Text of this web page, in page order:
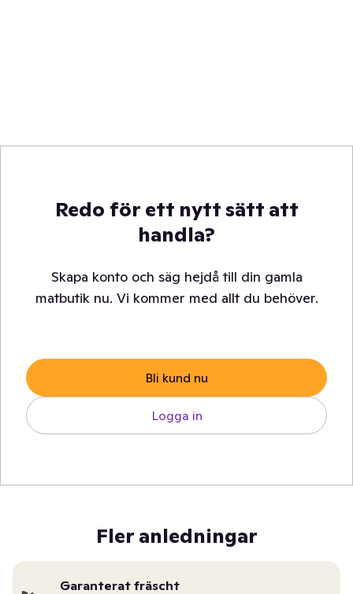
Redo för ett nytt sätt att
handla?
Skapa konto och säg hejdå till din gamla
matbutik nu. Vi kommer med allt du behöver.
Bli kund nu
Logga in
Fler anledningar
Garanterat fräscht